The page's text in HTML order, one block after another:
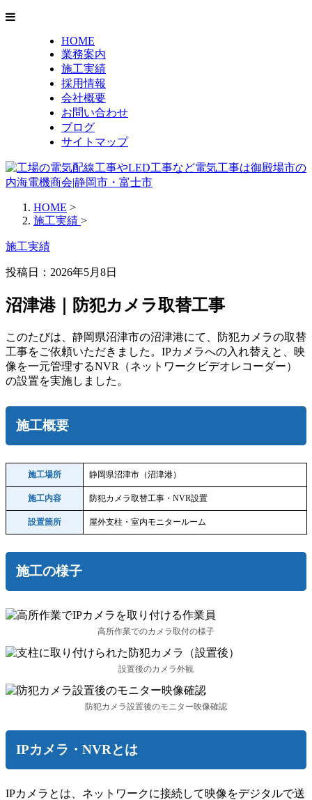
HOME
業務案内
施工実績
採用情報
会社概要
お問い合わせ
ブログ
サイトマップ
HOME >
施工実績 >
施工実績
投稿日：2026年5月8日
沼津港｜防犯カメラ取替工事
このたびは、静岡県沼津市の沼津港にて、防犯カメラの取替
工事をご依頼いただきました。IPカメラへの入れ替えと、映
像を一元管理するNVR（ネットワークビデオレコーダー）
の設置を実施しました。
施工概要
施工場所 静岡県沼津市（沼津港）
施工内容 防犯カメラ取替工事・NVR設置
設置箇所 屋外支柱・室内モニタールーム
施工の様子
高所作業でのカメラ取付の様子
設置後のカメラ外観
防犯カメラ設置後のモニター映像確認
IPカメラ・NVRとは
IPカメラとは、ネットワークに接続して映像をデジタルで送